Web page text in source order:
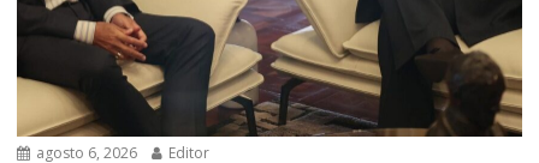
agosto 6, 2026 Editor